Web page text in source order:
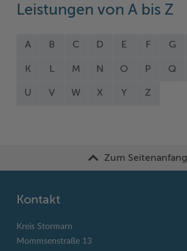
Leistungen von A bis Z
A B C D E F G
K L M N O P Q
U V W X Y Z
Zum Seitenanfang
Kontakt
Kreis Stormarn
Mommsenstraße 13